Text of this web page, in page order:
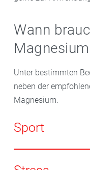
Wann
Unter bestimmten
neben der
Magnesium.
Sport
Sportler haben